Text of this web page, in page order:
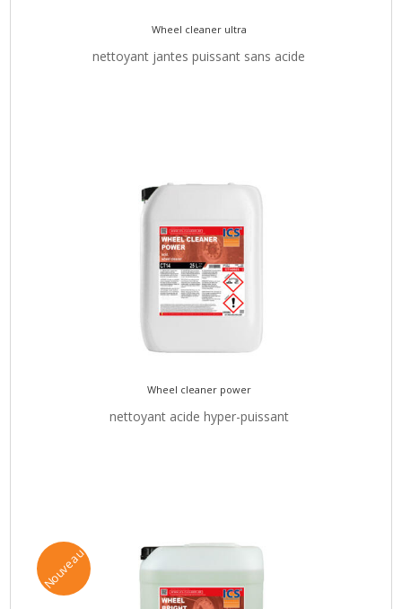
Wheel cleaner ultra
nettoyant jantes puissant sans acide
Wheel cleaner power
nettoyant acide hyper-puissant
Nouveau